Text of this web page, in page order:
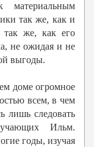
материальным
так же, как и
так же, как его
не ожидая и не
выгоды.
доме огромное
всем, в чем
лишь следовать
Ильм.
годы, изучая